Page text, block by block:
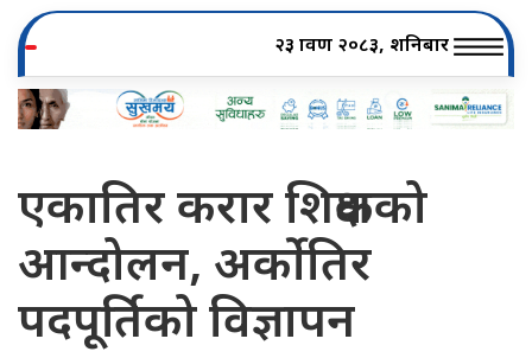
२३ श्रावण २०८३, शनिबार
एकातिर करार शिक्षकको
आन्दोलन, अर्कोतिर
पदपूर्तिको विज्ञापन